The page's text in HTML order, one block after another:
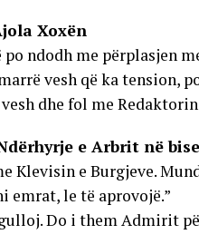
Xoxën
po ndodh me përplasjen
vesh që ka tension,
vesh dhe fol me
e Arbrit në
Klevisin e Burgjeve.
emrat, le të aprovojë.”
Do i them Admirit